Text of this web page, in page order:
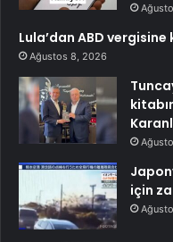
Lula’dan ABD
Ağustos 8, 2026
için